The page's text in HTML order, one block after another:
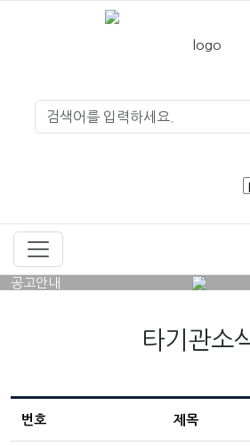
공고안내
타기관소
번호 제목